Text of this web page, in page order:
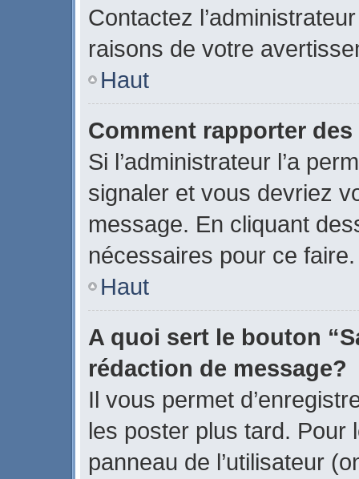
Contactez
raisons de votre
Haut
Comment rapporter
Si l’administrateur l’a
signaler et vous devriez
message. En cliquant
nécessaires pour ce faire.
Haut
A quoi sert le bouton
rédaction de message?
Il vous permet
les poster plus tard. Pour
panneau de l’utilisateur